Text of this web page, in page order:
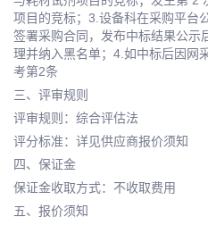
项目的竞标；3.设备科在采购平台
签署采购合同，发布中标结果公示
理并纳入黑名单；4.如中标后因网
考第2条
三、评审规则
评审规则：综合评估法
评分标准：详见供应商报价须知
四、保证金
保证金收取方式：不收取费用
五、报价须知